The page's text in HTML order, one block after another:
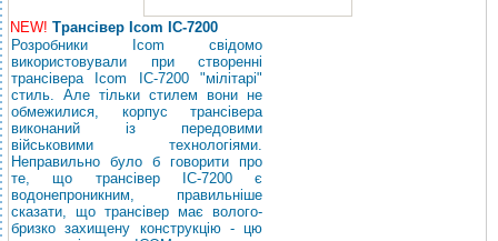
NEW! Трансівер Icom IC-7200
Розробники Icom свідомо
використовували при створенні
трансівера Icom IC-7200 "мілітарі"
стиль. Але тільки стилем вони не
обмежилися, корпус трансівера
виконаний із передовими
військовими технологіями.
Неправильно було б говорити про
те, що трансівер IC-7200 є
водонепроникним, правильніше
сказати, що трансівер має волого-
бризко захищену конструкцію - цю